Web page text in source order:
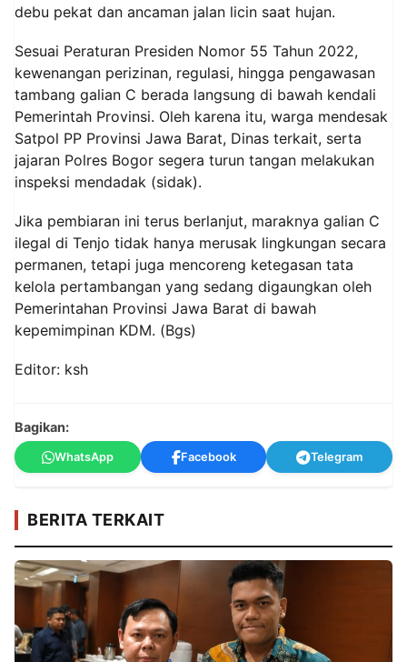
debu pekat dan ancaman jalan licin saat hujan.
‎Sesuai Peraturan Presiden Nomor 55 Tahun 2022,
kewenangan perizinan, regulasi, hingga pengawasan
tambang galian C berada langsung di bawah kendali
Pemerintah Provinsi. Oleh karena itu, warga mendesak
Satpol PP Provinsi Jawa Barat, Dinas terkait, serta
jajaran Polres Bogor segera turun tangan melakukan
inspeksi mendadak (sidak).
‎Jika pembiaran ini terus berlanjut, maraknya galian C
ilegal di Tenjo tidak hanya merusak lingkungan secara
permanen, tetapi juga mencoreng ketegasan tata
kelola pertambangan yang sedang digaungkan oleh
Pemerintahan Provinsi Jawa Barat di bawah
kepemimpinan KDM. (Bgs)
Editor: ksh
Bagikan:
WhatsApp Facebook Telegram
BERITA TERKAIT